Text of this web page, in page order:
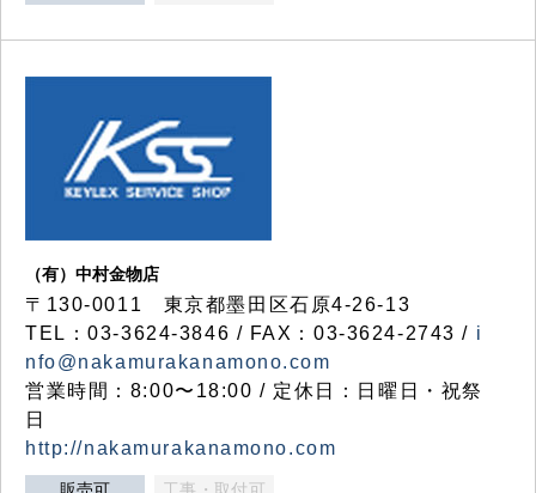
（有）中村金物店
〒130-0011 東京都墨田区石原4-26-13
TEL：03-3624-3846 / FAX：03-3624-2743 / i
nfo@nakamurakanamono.com
営業時間：8:00〜18:00 / 定休日：日曜日・祝祭
日
http://nakamurakanamono.com